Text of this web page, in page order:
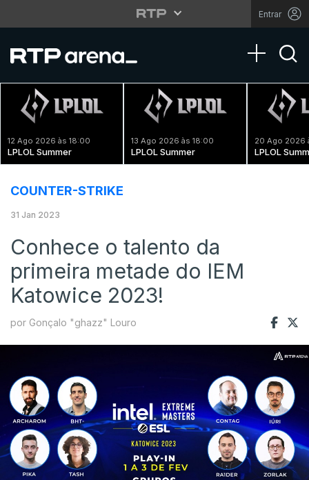
Entrar
Toggle
12 Ago 2026 às 18:00
LPLOL Summer
13 Ago 2026 às 18:00
LPLOL Summer
20 Ago 2026
LPLOL
COUNTER-STRIKE
31 Jan 2023
Conhece o talento da
primeira metade do IEM
Katowice 2023!
por Gonçalo "ghazz" Louro